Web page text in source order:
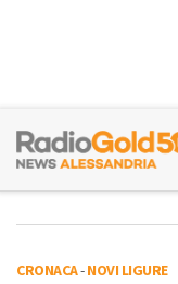
CRONACA-NOVI LIGURE